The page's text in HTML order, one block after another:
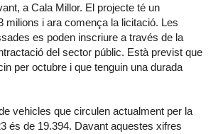
a Cala Millor. El projecte té un
milions i ara comença la licitació. Les
es poden inscriure a través de la
del sector públic. Està previst que
per octubre i que tenguin una durada
vehicles que circulen actualment per la
és de 19.394. Davant aquestes xifres